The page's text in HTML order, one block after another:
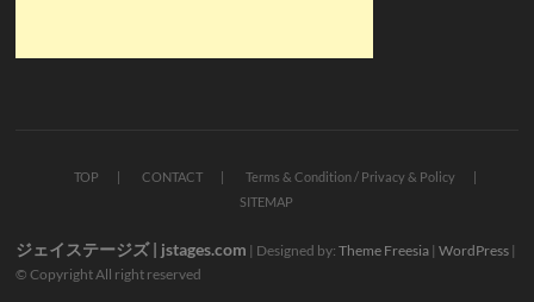
TOP CONTACT
Terms & Condition / Privacy & Policy
SITEMAP
ジェイステージズ | jstages.com | Designed by:Theme Freesia |WordPress |
© Copyright All right reserved